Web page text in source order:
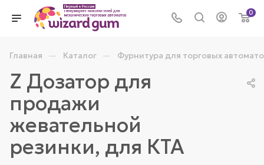
0
Главная — Каталог — Фурнитура для торговых
Z Дозатор для
продажи
жевательной
резинки, для КТА